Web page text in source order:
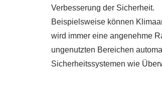
Verbesserung der Sicherheit.
Beispielsweise können
wird immer eine angenehme
ungenutzten Bereichen
Sicherheitssystemen wie